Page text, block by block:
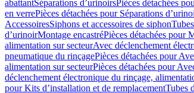
abattantSéparations d’urinoirsPièces détachées
en verrePièces détachées pour Séparations
AccessoiresSiphons et accessoires de siphon
dʼurinoirMontage encastréPièces détachées pour
alimentation sur secteurAvec déclenchement
pneumatique du rinçagePièces détachées pour
alimentation sur secteurPièces détachées pour
déclenchement électronique du rinçage,
pour Kits d’installation et de remplacementTubes